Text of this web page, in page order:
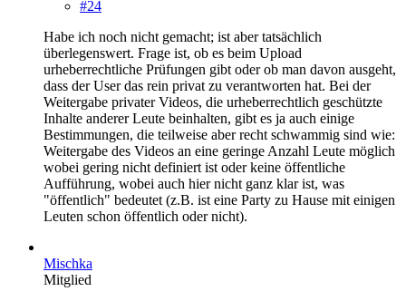
#24
Habe ich noch nicht gemacht; ist aber tatsächlich
überlegenswert. Frage ist, ob es beim Upload
urheberrechtliche Prüfungen gibt oder ob man davon ausgeht,
dass der User das rein privat zu verantworten hat. Bei der
Weitergabe privater Videos, die urheberrechtlich geschützte
Inhalte anderer Leute beinhalten, gibt es ja auch einige
Bestimmungen, die teilweise aber recht schwammig sind wie:
Weitergabe des Videos an eine geringe Anzahl Leute möglich
wobei gering nicht definiert ist oder keine öffentliche
Aufführung, wobei auch hier nicht ganz klar ist, was
"öffentlich" bedeutet (z.B. ist eine Party zu Hause mit einigen
Leuten schon öffentlich oder nicht).
Mischka
Mitglied